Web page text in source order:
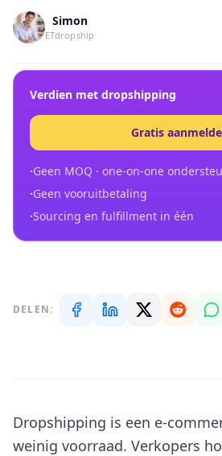
Simon
ETdropship
Verdien met dropshipping
Gratis
·Geen MOQ · one-on-one
·Geen vooruitbetaling
·Sourcing en fulfillment in één
DELEN:
Dropshipping is een e-
weinig voorraad. Verkopers